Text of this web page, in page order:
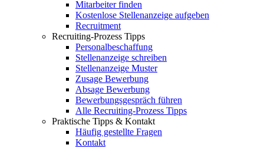
Mitarbeiter finden
Kostenlose Stellenanzeige aufgeben
Recruitment
Recruiting-Prozess Tipps
Personalbeschaffung
Stellenanzeige schreiben
Stellenanzeige Muster
Zusage Bewerbung
Absage Bewerbung
Bewerbungsgespräch führen
Alle Recruiting-Prozess Tipps
Praktische Tipps & Kontakt
Häufig gestellte Fragen
Kontakt